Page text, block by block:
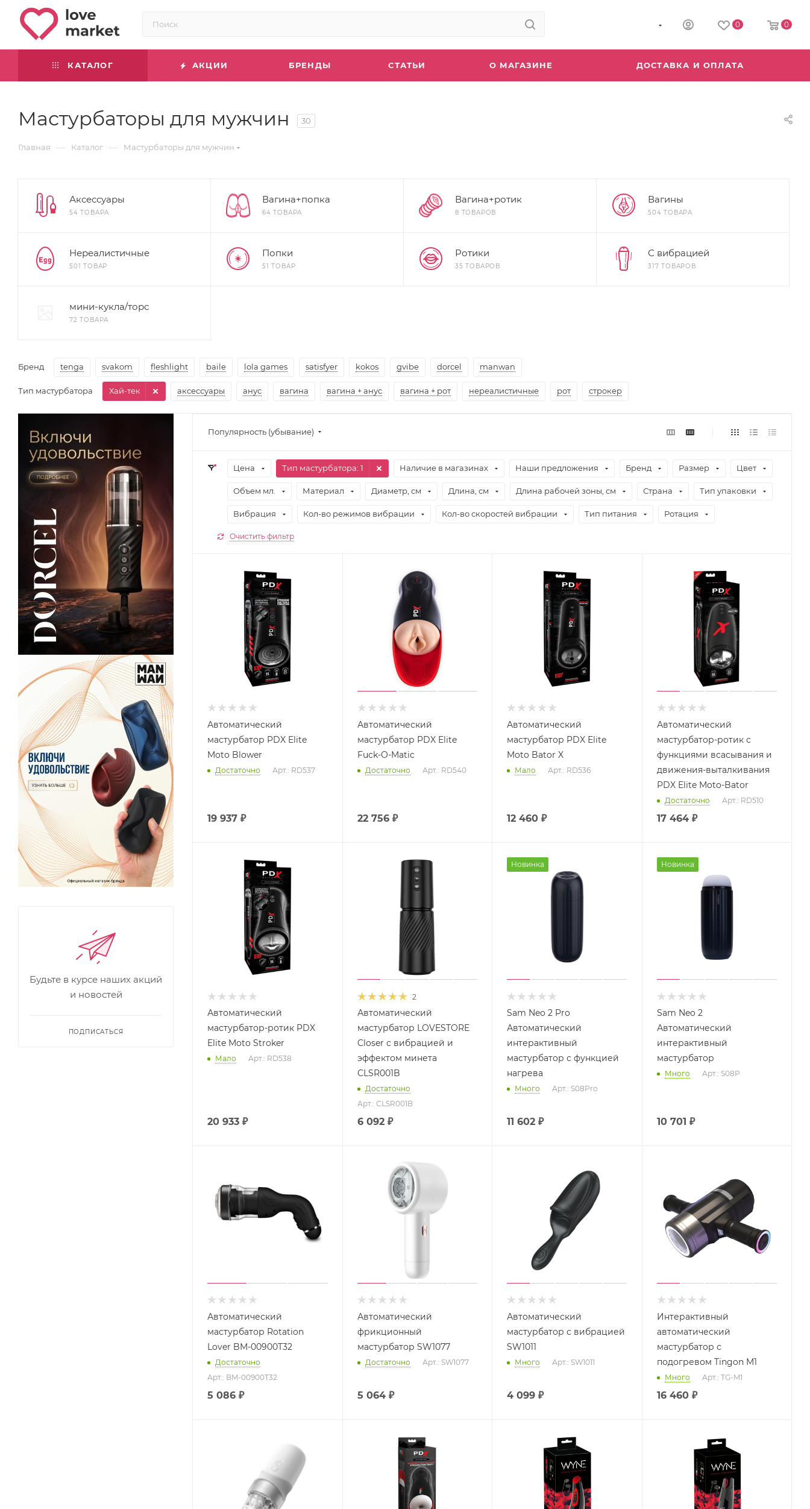
0 0
КАТАЛОГ АКЦИИ БРЕНДЫ СТАТЬИ О МАГАЗИНЕ ДОСТАВКА И ОПЛАТА
Мастурбаторы для мужчин 30
Главная — Каталог — Мастурбаторы для мужчин
Аксессуары
54 ТОВАРА
Вагина+попка
64 ТОВАРА
Вагина+ротик
8 ТОВАРОВ
Вагины
504 ТОВАРА
Нереалистичные
501 ТОВАР
Попки
51 ТОВАР
Ротики
35 ТОВАРОВ
С вибрацией
317 ТОВАРОВ
мини-кукла/торс
72 ТОВАРА
Бренд tenga svakom fleshlight baile lola games satisfyer kokos gvibe dorcel manwan
Тип мастурбатора аксессуары анус вагина вагина + анус вагина + рот нереалистичные рот строкер
Хай-тек
Популярность (убывание)
Цена Тип мастурбатора: 1 Наличие в магазинах Наши предложения Бренд Размер Цвет
Объем мл. Материал Диаметр, см Длина, см Длина рабочей зоны, см Страна Тип упаковки
Вибрация Кол-во режимов вибрации Кол-во скоростей вибрации Тип питания Ротация
Очистить фильтр
Автоматический
мастурбатор PDX Elite
Moto Blower
Достаточно Арт.: RD537
19 937 ₽
Автоматический
мастурбатор PDX Elite
Fuck-O-Matic
Достаточно Арт.: RD540
22 756₽
Автоматический
мастурбатор PDX Elite
Moto Bator X
Мало Арт.: RD536
12 460 ₽
Автоматический
мастурбатор-ротик с
функциями всасывания и
движения-выталкивания
PDX Elite Moto-Bator
Достаточно Арт.: RD510
17 464₽
Автоматический
мастурбатор-ротик PDX
Elite Moto Stroker
Мало Арт.: RD538
20 933 ₽
2
Автоматический
мастурбатор LOVESTORE
Closer с вибрацией и
эффектом минета
CLSR001B
Достаточно
Арт.: CLSR001B
6 092₽
Новинка
Sam Neo 2 Pro
Автоматический
интерактивный
мастурбатор с функцией
нагрева
Много Арт.: S08Pro
11 602 ₽
Новинка
Sam Neo 2
Автоматический
интерактивный
мастурбатор
Много Арт.: S08P
10 701 ₽
Автоматический
мастурбатор Rotation
Lover BM-00900T32
Достаточно
Арт.: BM-00900T32
5 086 ₽
Автоматический
фрикционный
мастурбатор SW1077
Достаточно Арт.: SW1077
5 064₽
Автоматический
мастурбатор с вибрацией
SW1011
Много Арт.: SW1011
4 099 ₽
Интерактивный
автоматический
мастурбатор с
подогревом Tingon M1
Много Арт.: TG-M1
16 460₽
Будьте в курсе наших акций
и новостей
ПОДПИСАТЬСЯ